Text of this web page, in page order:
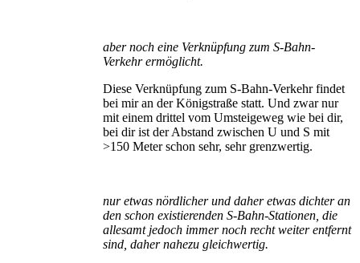
aber noch eine Verknüpfung zum S-Bahn-
Verkehr ermöglicht.
Diese Verknüpfung zum S-Bahn-Verkehr findet
bei mir an der Königstraße statt. Und zwar nur
mit einem drittel vom Umsteigeweg wie bei dir,
bei dir ist der Abstand zwischen U und S mit
>150 Meter schon sehr, sehr grenzwertig.
nur etwas nördlicher und daher etwas dichter an
den schon existierenden S-Bahn-Stationen, die
allesamt jedoch immer noch recht weiter entfernt
sind, daher nahezu gleichwertig.